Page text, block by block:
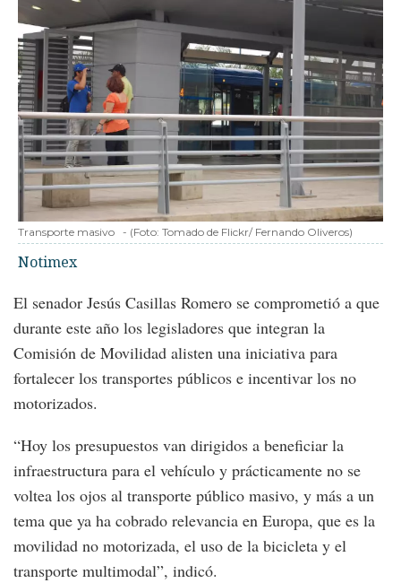
Transporte masivo - (Foto: Tomado de Flickr/ Fernando Oliveros)
Notimex
El senador Jesús Casillas Romero se comprometió a que
durante este año los legisladores que integran la
Comisión de Movilidad alisten una iniciativa para
fortalecer los transportes públicos e incentivar los no
motorizados.
“Hoy los presupuestos van dirigidos a beneficiar la
infraestructura para el vehículo y prácticamente no se
voltea los ojos al transporte público masivo, y más a un
tema que ya ha cobrado relevancia en Europa, que es la
movilidad no motorizada, el uso de la bicicleta y el
transporte multimodal”, indicó.